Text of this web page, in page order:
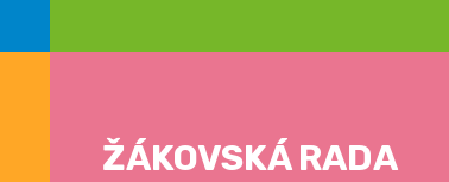
ŽÁKOVSKÁ RADA